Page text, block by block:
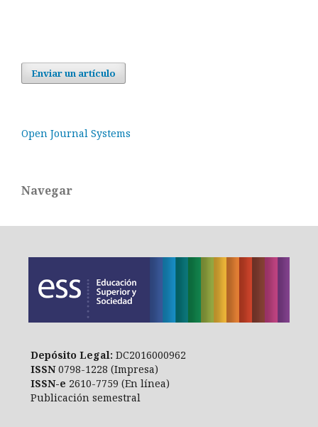
Enviar un artículo
Open Journal Systems
Navegar
Depósito Legal: DC2016000962
ISSN0798-1228 (Impresa)
ISSN-e 2610-7759 (En línea)
Publicación semestral